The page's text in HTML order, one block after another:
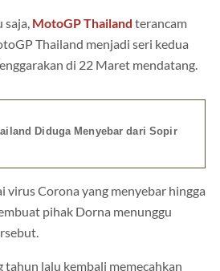
MotoGP Thailand terancam
Thailand menjadi seri kedua
di 22 Maret mendatang.
Diduga Menyebar dari Sopir
virus Corona yang menyebar hingga
pihak Dorna menunggu
lalu kembali memecahkan